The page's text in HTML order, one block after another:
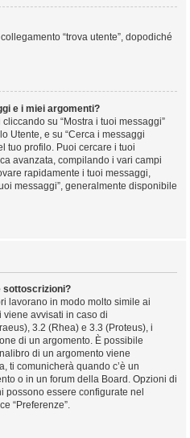
“trova utente”, dopodiché
e i miei argomenti?
su “Mostra i tuoi messaggi”
Utente, e su “Cerca i messaggi
tuo profilo. Puoi cercare i tuoi
avanzata, compilando i vari campi
rapidamente i tuoi messaggi,
messaggi”, generalmente disponibile
sottoscrizioni?
lavorano in modo molto simile ai
avvisati in caso di
3.2 (Rhea) e 3.3 (Proteus), i
di un argomento. È possibile
di un argomento viene
ti comunicherà quando c’è un
o in un forum della Board. Opzioni di
possono essere configurate nel
“Preferenze”.